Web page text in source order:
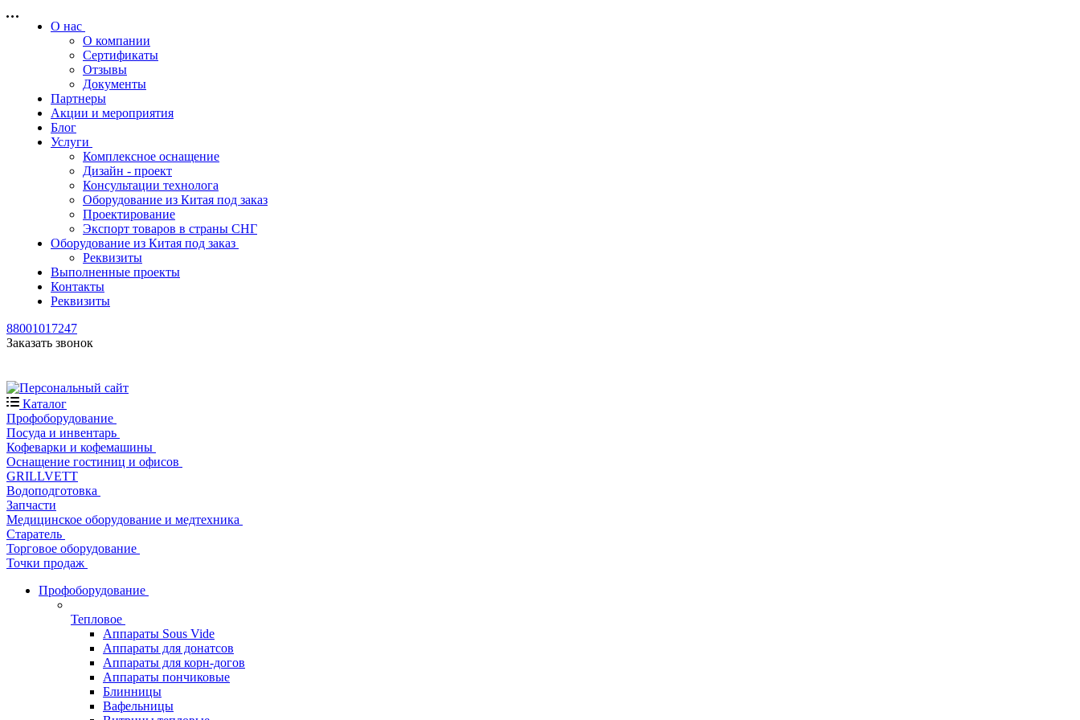
О нас
О компании
Сертификаты
Отзывы
Документы
Партнеры
Акции и мероприятия
Блог
Услуги
Комплексное оснащение
Дизайн - проект
Консультации технолога
Оборудование из Китая под заказ
Проектирование
Экспорт товаров в страны СНГ
Оборудование из Китая под заказ
Реквизиты
Выполненные проекты
Контакты
Реквизиты
88001017247
Заказать звонок
Каталог
Профоборудование
Посуда и инвентарь
Кофеварки и кофемашины
Оснащение гостиниц и офисов
GRILLVETT
Водоподготовка
Запчасти
Медицинское оборудование и медтехника
Старатель
Торговое оборудование
Точки продаж
Профоборудование
Тепловое
Аппараты Sous Vide
Аппараты для донатсов
Аппараты для корн-догов
Аппараты пончиковые
Блинницы
Вафельницы